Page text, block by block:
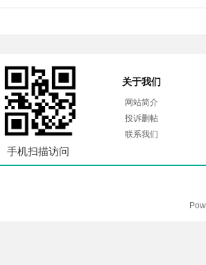
手机扫描访问
关于我们
网站简介
投诉删帖
联系我们